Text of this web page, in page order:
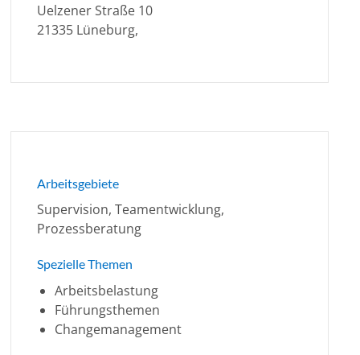
Uelzener Straße 10
21335 Lüneburg,
Arbeitsgebiete
Supervision, Teamentwicklung,
Prozessberatung
Spezielle Themen
Arbeitsbelastung
Führungsthemen
Changemanagement